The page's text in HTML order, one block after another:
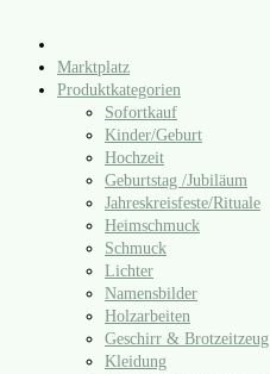
Marktplatz
Produktkategorien
Sofortkauf
Kinder/​Geburt
Hochzeit
Geburtstag /​Jubiläum
Jahreskreisfeste/​Rituale
Heimschmuck
Schmuck
Lichter
Namensbilder
Holzarbeiten
Geschirr & Brotzeitzeug
Kleidung